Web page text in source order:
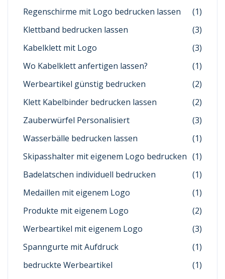
Regenschirme mit Logo bedrucken lassen
(1)
Klettband bedrucken lassen
(3)
Kabelklett mit Logo
(3)
Wo Kabelklett anfertigen lassen?
(1)
Werbeartikel günstig bedrucken
(2)
Klett Kabelbinder bedrucken lassen
(2)
Zauberwürfel Personalisiert
(3)
Wasserbälle bedrucken lassen
(1)
Skipasshalter mit eigenem Logo bedrucken (1)
Badelatschen individuell bedrucken
(1)
Medaillen mit eigenem Logo
(1)
Produkte mit eigenem Logo
(2)
Werbeartikel mit eigenem Logo
(3)
Spanngurte mit Aufdruck
(1)
bedruckte Werbeartikel
(1)